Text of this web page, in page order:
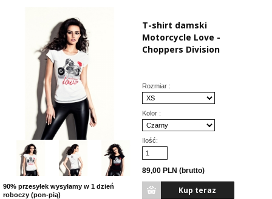
90% przesyłek wysyłamy w 1 dzień
roboczy (pon-pią)
T-shirt damski
Motorcycle Love -
Choppers Division
Rozmiar :
Kolor :
Ilość:
89,00 PLN (brutto)